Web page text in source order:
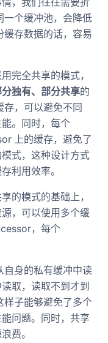
个缓冲池，会降低
存数据的话，容易
完全共享的模式，
独有、部分共享的
，可以避免不同
。同时，每个
上的缓存，避免了
式，这种设计方式
利用效率。
的模式的基础上，
，可以使用多个缓
，每个
身的私有缓冲中读
取，读取不到才到
子能够避免了多个
问题。同时，共享
费。